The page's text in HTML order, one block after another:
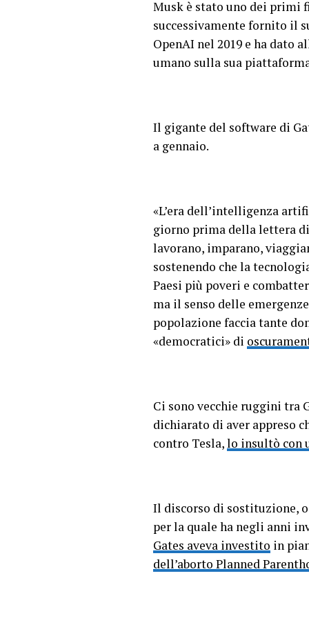
Musk è stato uno dei primi
successivamente fornito il
OpenAI nel 2019 e ha
umano sulla sua
Il gigante del software di
a gennaio.
«L’era dell’intelligenza
giorno prima della lettera
lavorano, imparano,
sostenendo che la
Paesi più poveri e
ma il senso delle
popolazione faccia tante
«democratici» di
Ci sono vecchie ruggini tra
dichiarato di aver appreso
contro Tesla,lo insultò con
Il discorso di sostituzione,
per la quale ha negli anni
Gates aveva investito in
dell’aborto Planned